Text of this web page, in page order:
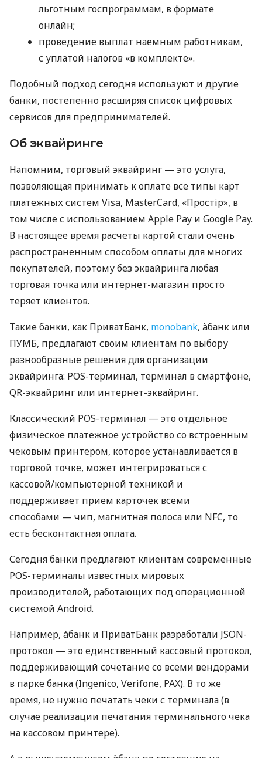
льготным госпрограммам, в формате
онлайн;
проведение выплат наемным работникам,
с уплатой налогов «в комплекте».
Подобный подход сегодня используют и другие
банки, постепенно расширяя список цифровых
сервисов для предпринимателей.
Об эквайринге
Напомним, торговый эквайринг — это услуга,
позволяющая принимать к оплате все типы карт
платежных систем Visa, MasterCard, «Простір», в
том числе с использованием Apple Pay и Google Pay.
В настоящее время расчеты картой стали очень
распространенным способом оплаты для многих
покупателей, поэтому без эквайринга любая
торговая точка или интернет-магазин просто
теряет клиентов.
Такие банки, как ПриватБанк, monobank, àбанк или
ПУМБ, предлагают своим клиентам по выбору
разнообразные решения для организации
эквайринга: POS-терминал, терминал в смартфоне,
QR-эквайринг или интернет-эквайринг.
Классический POS-терминал — это отдельное
физическое платежное устройство со встроенным
чековым принтером, которое устанавливается в
торговой точке, может интегрироваться с
кассовой/компьютерной техникой и
поддерживает прием карточек всеми
способами — чип, магнитная полоса или NFC, то
есть бесконтактная оплата.
Сегодня банки предлагают клиентам современные
POS-терминалы известных мировых
производителей, работающих под операционной
системой Android.
Например, àбанк и ПриватБанк разработали JSON-
протокол — это единственный кассовый протокол,
поддерживающий сочетание со всеми вендорами
в парке банка (Ingenico, Verifone, PAX). В то же
время, не нужно печатать чеки с терминала (в
случае реализации печатания терминального чека
на кассовом принтере).